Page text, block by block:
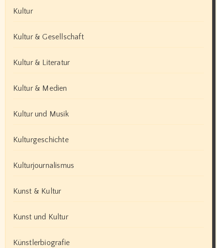
Kultur
Kultur & Gesellschaft
Kultur & Literatur
Kultur & Medien
Kultur und Musik
Kulturgeschichte
Kulturjournalismus
Kunst & Kultur
Kunst und Kultur
Künstlerbiografie